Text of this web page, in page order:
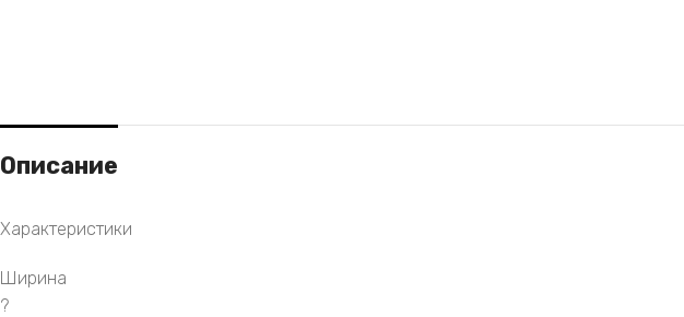
Описание
Характеристики
Ширина
?